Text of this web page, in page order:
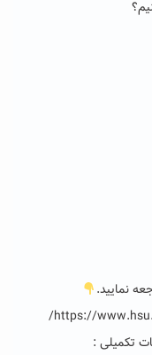
نمایید.
https://
تکمیلی :